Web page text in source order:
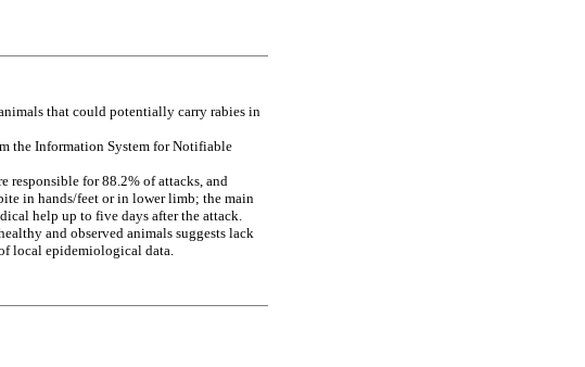
that could potentially carry rabies in
the Information System for Notifiable
responsible for 88.2% of attacks, and
in hands/feet or in lower limb; the main
help up to five days after the attack.
and observed animals suggests lack
local epidemiological data.